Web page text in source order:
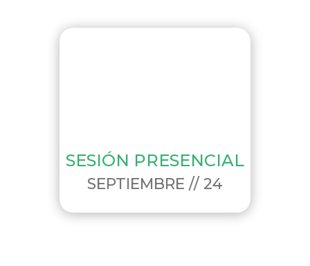
SESIÓN PRESENCIAL
SEPTIEMBRE // 24